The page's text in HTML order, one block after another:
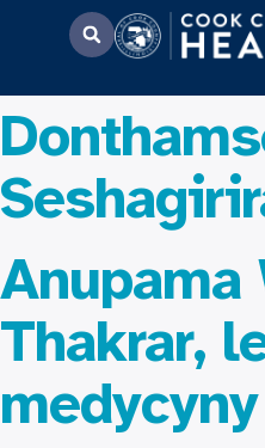
Anupama
Thakrar,
medycyny